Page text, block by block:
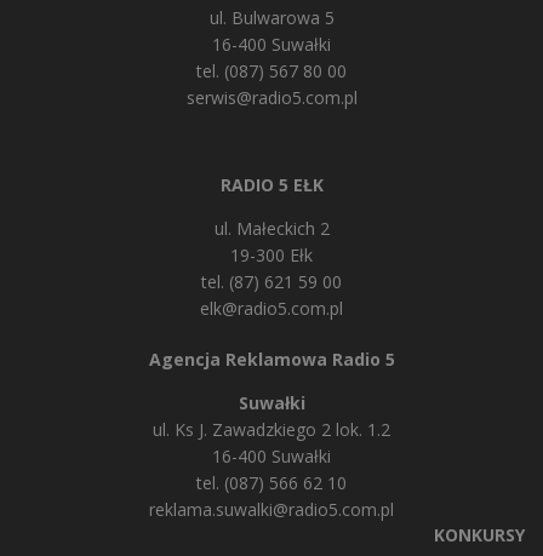
ul. Bulwarowa 5
16-400 Suwałki
tel. (087) 567 80 00
serwis@radio5.com.pl
RADIO 5 EŁK
ul. Małeckich 2
19-300 Ełk
tel. (87) 621 59 00
elk@radio5.com.pl
Agencja Reklamowa Radio 5
Suwałki
ul. Ks J. Zawadzkiego 2 lok. 1.2
16-400 Suwałki
tel. (087) 566 62 10
reklama.suwalki@radio5.com.pl
KONKURSY